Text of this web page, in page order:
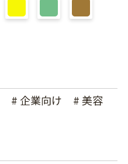
# 企業向け
# 美容